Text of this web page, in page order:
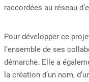
raccordées au réseau
Pour développer ce
l’ensemble de ses
démarche. Elle a
la création d’un nom,